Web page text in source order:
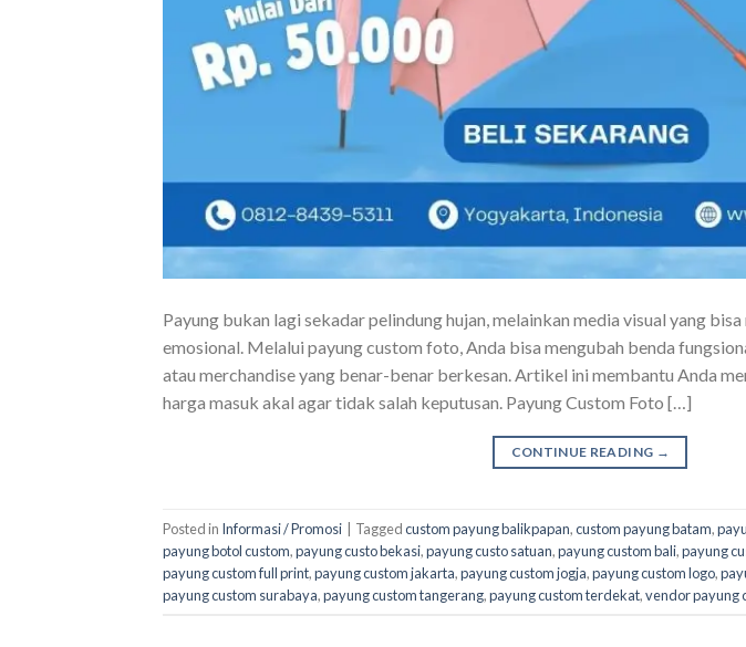
Payung bukan lagi sekadar pelindung hujan, melainkan media visual yang
emosional. Melalui payung custom foto, Anda bisa mengubah benda
atau merchandise yang benar-benar berkesan. Artikel ini membantu Anda
harga masuk akal agar tidak salah keputusan. Payung Custom Foto […]
CONTINUE READING →
Posted in Informasi / Promosi Taggedcustom payung balikpapan,custom payung batam,
payung botol custom,payung custo bekasi,payung custo satuan,payung custom bali,payung
payung custom full print,payung custom jakarta,payung custom jogja,payung custom logo,
payung custom surabaya,payung custom tangerang,payung custom terdekat,vendor payung